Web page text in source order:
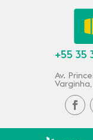
+55 35
Av.